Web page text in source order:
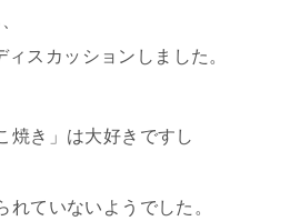
スカッションしました。
焼き」は大好きですし
ていないようでした。